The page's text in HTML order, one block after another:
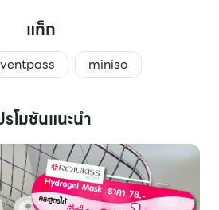
แท็ก
miniso
รโมชันแนะนำ